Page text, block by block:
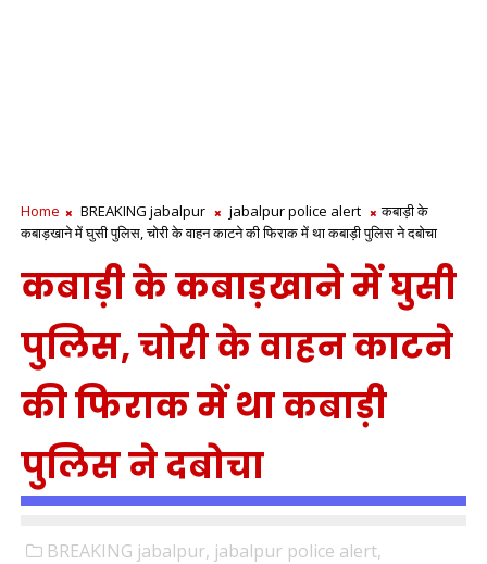
Home BREAKING jabalpur jabalpur police alert
कबाड़ी के
कबाड़खाने में घुसी पुलिस, चोरी के वाहन काटने की फिराक में था कबाड़ी पुलिस ने दबोचा
कबाड़ी के कबाड़खाने में घुसी
पुलिस, चोरी के वाहन काटने
की फिराक में था कबाड़ी
पुलिस ने दबोचा
BREAKING jabalpur, jabalpur police alert,